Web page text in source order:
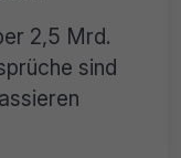
2,5 Mrd.
sind